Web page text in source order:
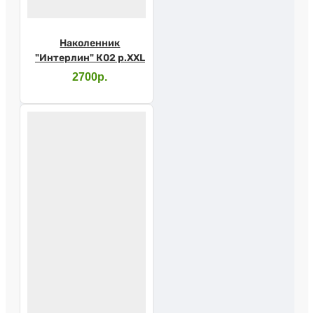
Наколенник
"Интерлин" К02 р.XXL
2700р.